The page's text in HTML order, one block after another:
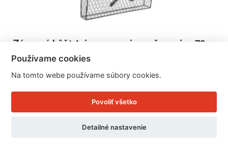
Závesný kôš/stojan na noviny a časopisy 70cm
Cena: 51.43 EUR
Skladom doručíme ihneď
U Vás doma 11. - 12. 8.
Detail produktu
Používame cookies
Na tomto webe používame súbory cookies.
Povoliť všetko
Detailné nastavenie